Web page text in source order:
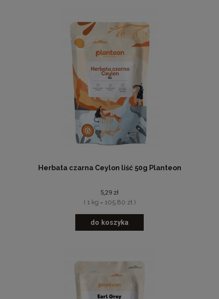
Herbata czarna Ceylon liść 50g Planteon
5,29 zł
( 1 kg = 105,80 zł )
do koszyka